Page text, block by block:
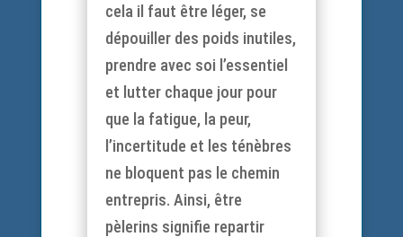
cela il faut être léger, se
dépouiller des poids inutiles,
prendre avec soi l’essentiel
et lutter chaque jour pour
que la fatigue, la peur,
l’incertitude et les ténèbres
ne bloquent pas le chemin
entrepris. Ainsi, être
pèlerins signifie repartir